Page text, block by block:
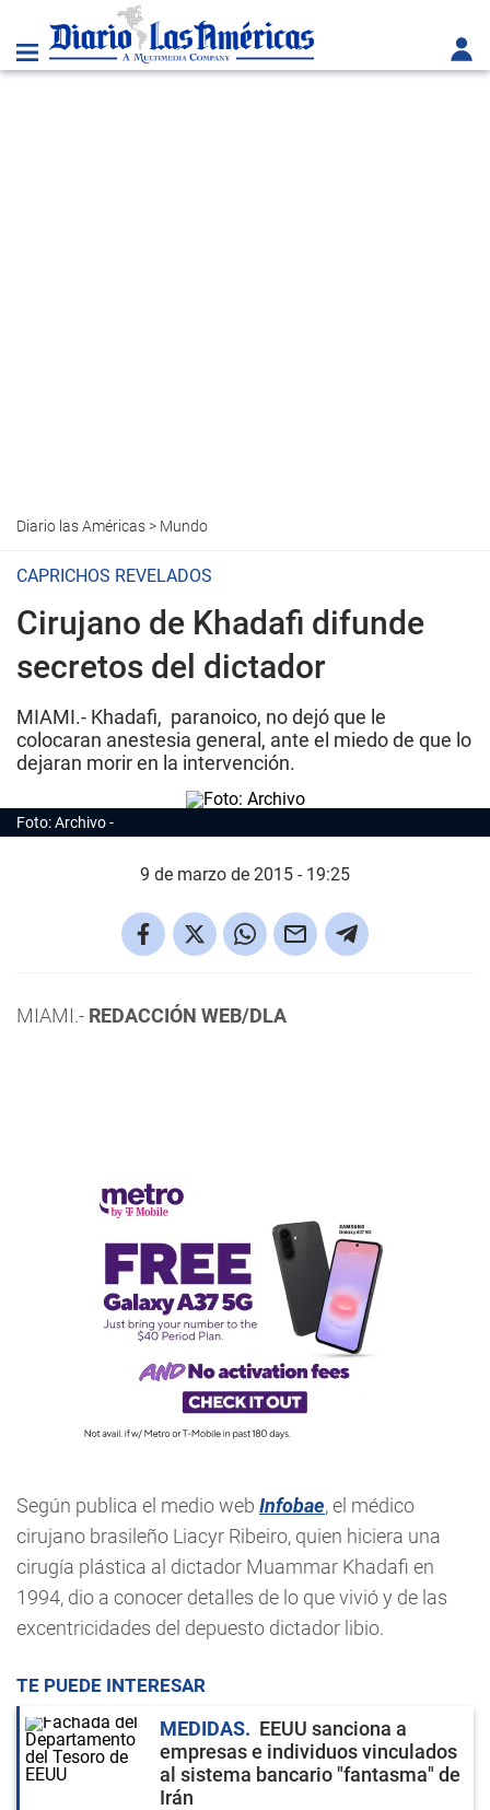
Diario las Américas> Mundo
CAPRICHOS REVELADOS
Cirujano de Khadafi difunde
secretos del dictador
MIAMI.- Khadafi, paranoico, no dejó que le
colocaran anestesia general, ante el miedo de que lo
dejaran morir en la intervención.
Foto: Archivo
9 de marzo de 2015 - 19:25
MIAMI.- REDACCIÓN WEB/DLA
Según publica el medio web Infobae, el médico
cirujano brasileño Liacyr Ribeiro, quien hiciera una
cirugía plástica al dictador Muammar Khadafi en
1994, dio a conocer detalles de lo que vivió y de las
excentricidades del depuesto dictador libio.
TE PUEDE INTERESAR
MEDIDAS
EEUU sanciona a
empresas e individuos vinculados
al sistema bancario "fantasma" de
Irán